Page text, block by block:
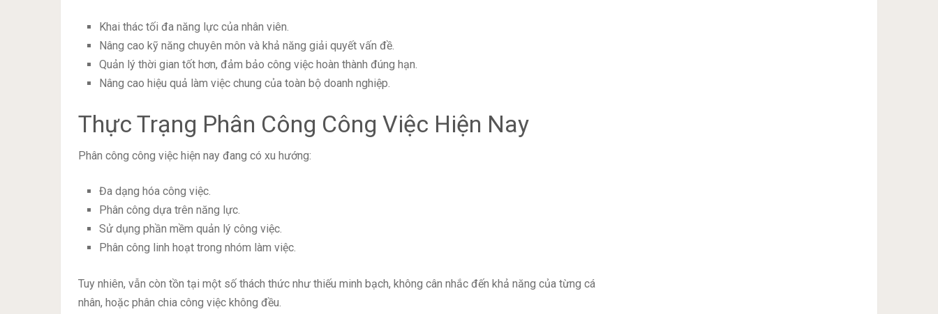
Khai thác tối đa năng lực của nhân viên.
Nâng cao kỹ năng chuyên môn và khả năng giải quyết vấn đề.
Quản lý thời gian tốt hơn, đảm bảo công việc hoàn thành đúng hạn.
Nâng cao hiệu quả làm việc chung của toàn bộ doanh nghiệp.
Thực Trạng Phân Công Công Việc Hiện Nay
Phân công công việc hiện nay đang có xu hướng:
Đa dạng hóa công việc.
Phân công dựa trên năng lực.
Sử dụng phần mềm quản lý công việc.
Phân công linh hoạt trong nhóm làm việc.
Tuy nhiên, vẫn còn tồn tại một số thách thức như thiếu minh bạch, không cân nhắc đến khả năng của từng cá
nhân, hoặc phân chia công việc không đều.